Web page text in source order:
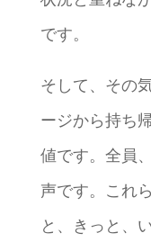
です。
そして、その
ージから持ち
値です。全員
声です。これ
と、きっと、